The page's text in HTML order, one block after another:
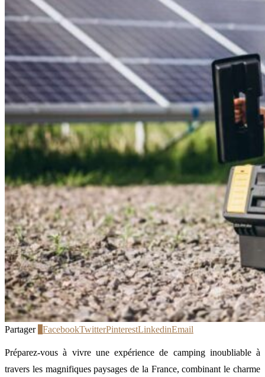
Partager FacebookTwitterPinterestLinkedinEmail
Préparez-vous à vivre une expérience de camping inoubliable à
travers les magnifiques paysages de la France, combinant le charme